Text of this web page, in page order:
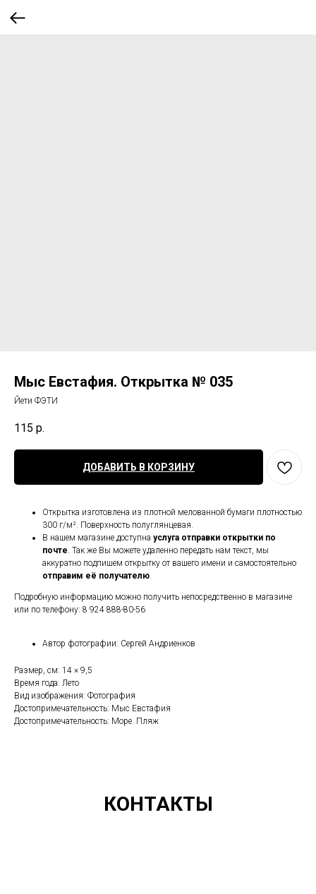
Мыс Евстафия. Открытка № 035
Йети ФЭТИ
115 р.
ДОБАВИТЬ В КОРЗИНУ
Открытка изготовлена из плотной мелованной бумаги плотностью
300 г/м². Поверхность полуглянцевая.
В нашем магазине доступна услуга отправки открытки по
почте. Так же Вы можете удаленно передать нам текст, мы
аккуратно подпишем открытку от вашего имени и самостоятельно
отправим её получателю.
Подробную информацию можно получить непосредственно в магазине
или по телефону: 8 924 888-80-56
Автор фотографии: Сергей Андриенков
Размер, см: 14 × 9,5
Время года: Лето
Вид изображения: Фотография
Достопримечательность: Мыс Евстафия
Достопримечательность: Море. Пляж
КОНТАКТЫ